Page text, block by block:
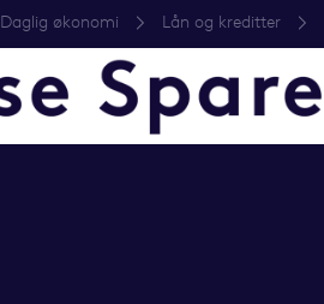
Daglig økonomi Lån og kreditter